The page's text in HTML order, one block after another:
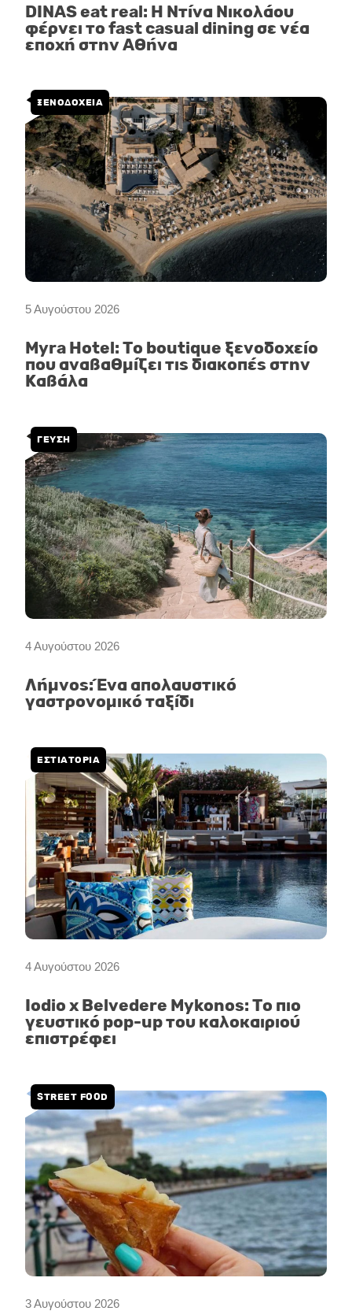
DINAS eat real: Η Ντίνα Νικολάου
φέρνει το fast casual dining σε νέα
εποχή στην Αθήνα
5 Αυγούστου 2026
ΞΕΝΟΔΟΧΕΙΑ
Myra Hotel: Το boutique ξενοδοχείο
που αναβαθμίζει τις διακοπές στην
Καβάλα
4 Αυγούστου 2026
ΓΕΥΣΗ
Λήμνος: Ένα απολαυστικό
γαστρονομικό ταξίδι
4 Αυγούστου 2026
ΕΣΤΙΑΤΟΡΙΑ
Iodio x Belvedere Mykonos: Το πιο
γευστικό pop-up του καλοκαιριού
επιστρέφει
3 Αυγούστου 2026
STREET FOOD